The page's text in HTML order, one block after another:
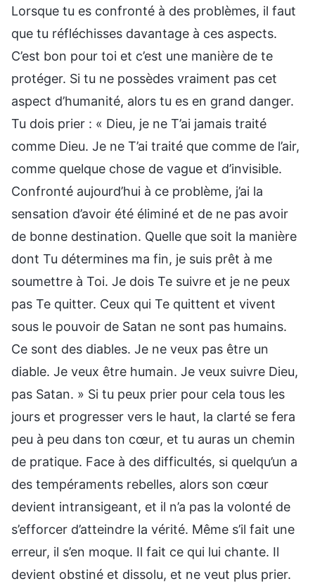
Lorsque tu es confronté à des problèmes, il faut
que tu réfléchisses davantage à ces aspects.
C’est bon pour toi et c’est une manière de te
protéger. Si tu ne possèdes vraiment pas cet
aspect d’humanité, alors tu es en grand danger.
Tu dois prier : « Dieu, je ne T’ai jamais traité
comme Dieu. Je ne T’ai traité que comme de l’air,
comme quelque chose de vague et d’invisible.
Confronté aujourd’hui à ce problème, j’ai la
sensation d’avoir été éliminé et de ne pas avoir
de bonne destination. Quelle que soit la manière
dont Tu détermines ma fin, je suis prêt à me
soumettre à Toi. Je dois Te suivre et je ne peux
pas Te quitter. Ceux qui Te quittent et vivent
sous le pouvoir de Satan ne sont pas humains.
Ce sont des diables. Je ne veux pas être un
diable. Je veux être humain. Je veux suivre Dieu,
pas Satan. » Si tu peux prier pour cela tous les
jours et progresser vers le haut, la clarté se fera
peu à peu dans ton cœur, et tu auras un chemin
de pratique. Face à des difficultés, si quelqu’un a
des tempéraments rebelles, alors son cœur
devient intransigeant, et il n’a pas la volonté de
s’efforcer d’atteindre la vérité. Même s’il fait une
erreur, il s’en moque. Il fait ce qui lui chante. Il
devient obstiné et dissolu, et ne veut plus prier.